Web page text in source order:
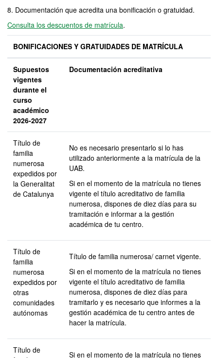
8. Documentación que acredita una bonificación o gratuidad.
Consulta los descuentos de matrícula.
BONIFICACIONES Y GRATUIDADES DE MATRÍCULA
Supuestos
vigentes
durante el
curso
académico
2026-2027
Documentación acreditativa
Título de
familia
numerosa
expedidos por
la Generalitat
de Catalunya
No es necesario presentarlo si lo has
utilizado anteriormente a la matrícula de la
UAB.
Si en el momento de la matrícula no tienes
vigente el título acreditativo de familia
numerosa, dispones de diez días para su
tramitación e informar a la gestión
académica de tu centro.
Título de
familia
numerosa
expedidos por
otras
comunidades
autónomas
Título de familia numerosa/ carnet vigente.
Si en el momento de la matrícula no tienes
vigente el título acreditativo de familia
numerosa, dispones de diez días para
tramitarlo y es necesario que informes a la
gestión académica de tu centro antes de
hacer la matrícula.
Título de
Si en el momento de la matrícula no tienes